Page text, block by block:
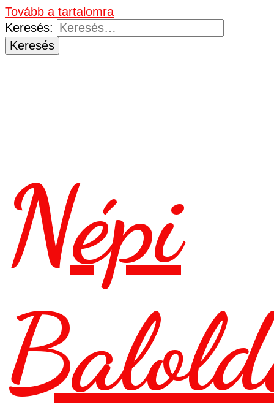
Tovább a tartalomra
Keresés:
Népi